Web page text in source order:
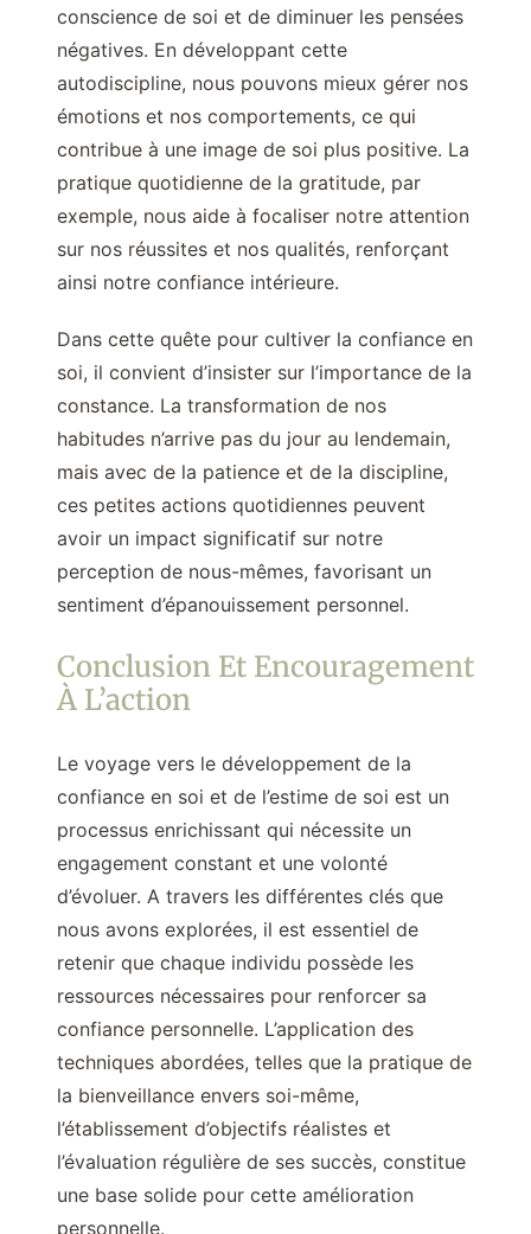
conscience de soi et de diminuer les pensées
négatives. En développant cette
autodiscipline, nous pouvons mieux gérer nos
émotions et nos comportements, ce qui
contribue à une image de soi plus positive. La
pratique quotidienne de la gratitude, par
exemple, nous aide à focaliser notre attention
sur nos réussites et nos qualités, renforçant
ainsi notre confiance intérieure.
Dans cette quête pour cultiver la confiance en
soi, il convient d’insister sur l’importance de la
constance. La transformation de nos
habitudes n’arrive pas du jour au lendemain,
mais avec de la patience et de la discipline,
ces petites actions quotidiennes peuvent
avoir un impact significatif sur notre
perception de nous-mêmes, favorisant un
sentiment d’épanouissement personnel.
Conclusion Et Encouragement
À L’action
Le voyage vers le développement de la
confiance en soi et de l’estime de soi est un
processus enrichissant qui nécessite un
engagement constant et une volonté
d’évoluer. A travers les différentes clés que
nous avons explorées, il est essentiel de
retenir que chaque individu possède les
ressources nécessaires pour renforcer sa
confiance personnelle. L’application des
techniques abordées, telles que la pratique de
la bienveillance envers soi-même,
l’établissement d’objectifs réalistes et
l’évaluation régulière de ses succès, constitue
une base solide pour cette amélioration
personnelle.